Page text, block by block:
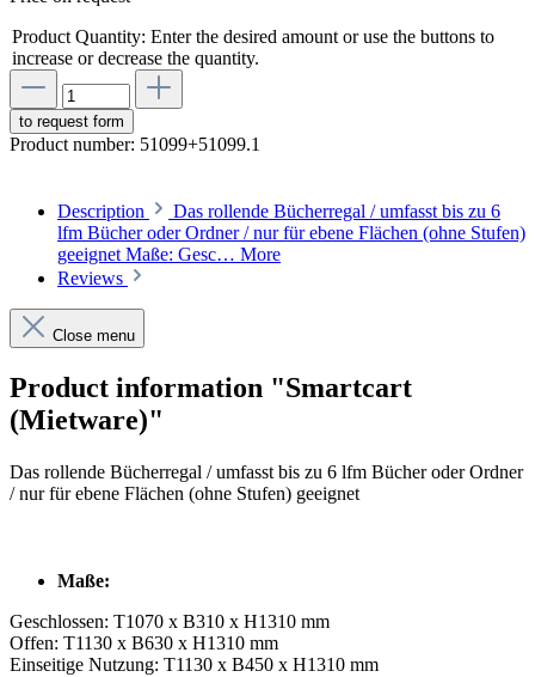
Product Quantity: Enter the desired amount or use the buttons to
increase or decrease the quantity.
to request form
Product number: 51099+51099.1
Description
Das rollende Bücherregal / umfasst bis zu 6
lfm Bücher oder Ordner / nur für ebene Flächen (ohne Stufen)
geeignet Maße: Gesc… More
Reviews
Close menu
Product information "Smartcart
(Mietware)"
Das rollende Bücherregal / umfasst bis zu 6 lfm Bücher oder Ordner
/ nur für ebene Flächen (ohne Stufen) geeignet
Maße:
Geschlossen: T1070 x B310 x H1310 mm
Offen: T1130 x B630 x H1310 mm
Einseitige Nutzung: T1130 x B450 x H1310 mm